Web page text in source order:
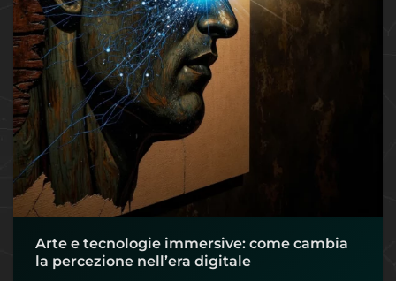
Arte e tecnologie immersive: come cambia
la percezione nell’era digitale